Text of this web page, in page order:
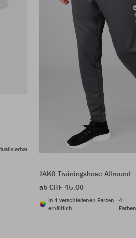
JAKO Trainingshose Allround
ab CHF 45.00
in 4 verschiedenen Farben
erhältlich
4
Farben